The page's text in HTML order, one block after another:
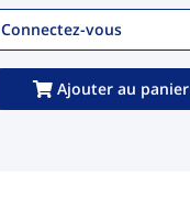
Connectez-vous
Ajouter au panier